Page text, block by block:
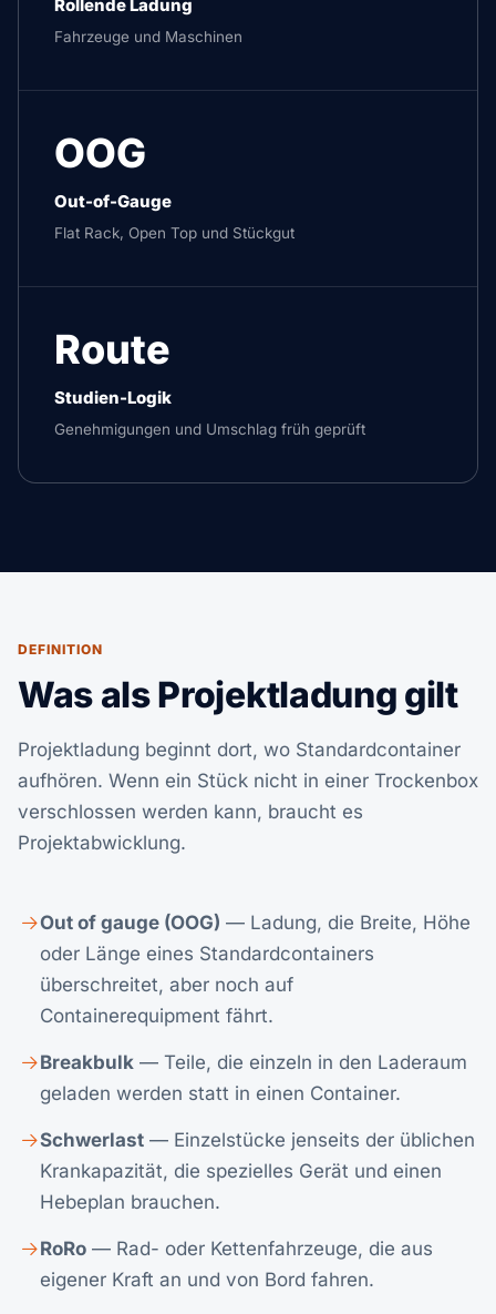
Rollende Ladung
Fahrzeuge und Maschinen
OOG
Out-of-Gauge
Flat Rack, Open Top und Stückgut
Route
Studien-Logik
Genehmigungen und Umschlag früh geprüft
DEFINITION
Was als Projektladung gilt
Projektladung beginnt dort, wo Standardcontainer
aufhören. Wenn ein Stück nicht in einer Trockenbox
verschlossen werden kann, braucht es
Projektabwicklung.
Out of gauge (OOG) — Ladung, die Breite, Höhe
oder Länge eines Standardcontainers
überschreitet, aber noch auf
Containerequipment fährt.
Breakbulk — Teile, die einzeln in den Laderaum
geladen werden statt in einen Container.
Schwerlast — Einzelstücke jenseits der üblichen
Krankapazität, die spezielles Gerät und einen
Hebeplan brauchen.
RoRo — Rad- oder Kettenfahrzeuge, die aus
eigener Kraft an und von Bord fahren.